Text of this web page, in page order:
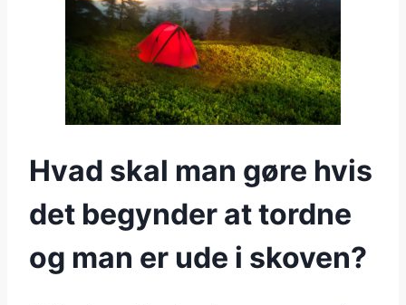
Hvad skal man gøre hvis
det begynder at tordne
og man er ude i skoven?